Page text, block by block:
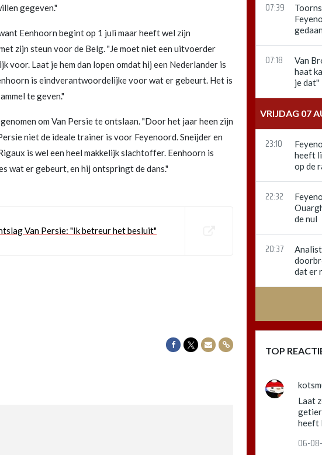
gegeven."
Eenhoorn begint op 1 juli maar heeft wel zijn
zijn steun voor de Belg. "Je moet niet een uitvoerder
voor. Laat je hem dan lopen omdat hij een Nederlander is
is eindverantwoordelijke voor wat er gebeurt. Het is
te geven."
om Van Persie te ontslaan. "Door het jaar heen zijn
niet de ideale trainer is voor Feyenoord. Sneijder en
is wel een heel makkelijk slachtoffer. Eenhoorn is
wat er gebeurt, en hij ontspringt de dans."
Van Persie: "Ik betreur het besluit"
Delen op Facebook
Delen op Twitter
Delen via Mail
Delen via link
07:39
07:18
Van
haat
je dat''
VRIJDAG 07
23:10
heeft
op de
22:32
de nul
20:37
dat er
TOP
Laat
getier
heeft
06-